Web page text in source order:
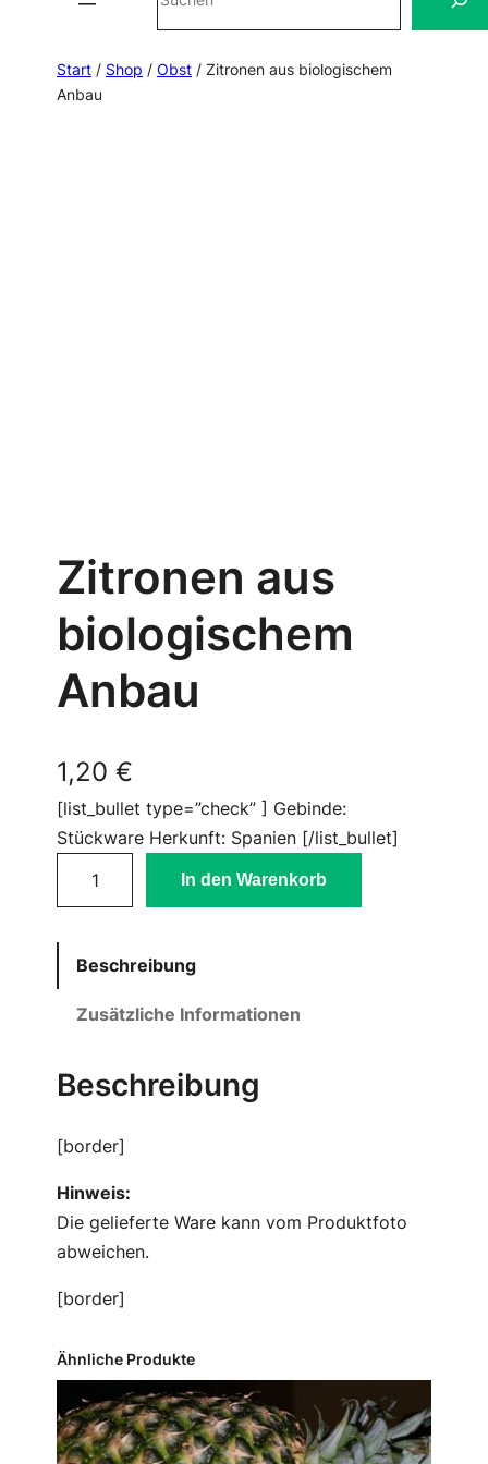
Start / Shop / Obst / Zitronen aus biologischem
Anbau
Zitronen aus
biologischem
Anbau
1,20 €
[list_bullet type=”check” ] Gebinde:
Stückware Herkunft: Spanien [/list_bullet]
n
a
s
b
i
o
o
i
c
h
In den Warenkorb
Beschreibung
Zusätzliche Informationen
Beschreibung
[border]
Hinweis:
Die gelieferte Ware kann vom Produktfoto
abweichen.
[border]
Ähnliche Produkte